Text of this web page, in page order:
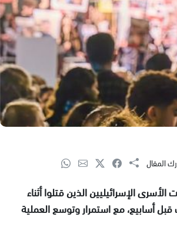
المقال
الإسرائيليين الذين قتلوا أثناء
أسابيع، مع استمرار وتوسع العملية